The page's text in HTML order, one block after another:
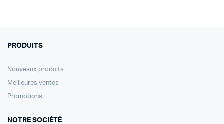
PRODUITS
Nouveaux produits
Meilleures ventes
Promotions
NOTRE SOCIÉTÉ